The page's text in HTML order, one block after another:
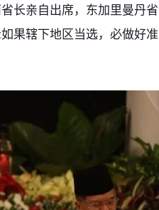
长亲自出席，东加里曼丹省
果辖下地区当选，必做好准